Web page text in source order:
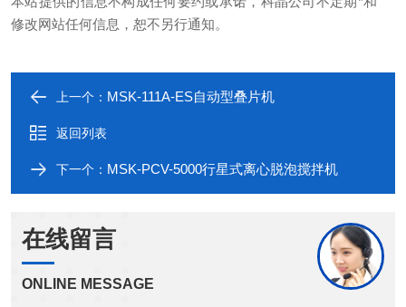
修改网站任何信息，恕不另行通知。
上一个： MSK-111A-ES自动型叠片机
返回列表
下一个： MSK-PCV-5000行星式离心脱泡搅拌机
在线留言
ONLINE MESSAGE